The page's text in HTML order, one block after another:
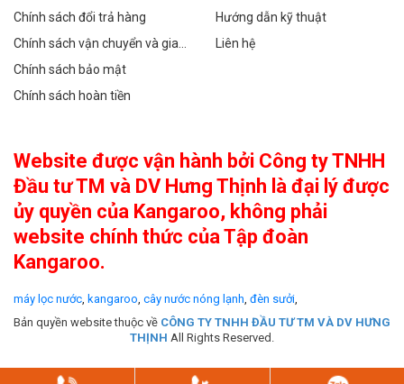
Chính sách đổi trả hàng
Chính sách vận chuyển và giao
hàng
Chính sách bảo mật
Chính sách hoàn tiền
Hướng dẫn kỹ thuật
Liên hệ
Website được vận hành bởi Công ty TNHH
Đầu tư TM và DV Hưng Thịnh là đại lý được
ủy quyền của Kangaroo, không phải
website chính thức của Tập đoàn
Kangaroo.
máy lọc nước, kangaroo, cây nước nóng lạnh, đèn sưởi,
Bản quyền website thuộc về CÔNG TY TNHH ĐẦU TƯ TM VÀ DV HƯNG
THỊNH All Rights Reserved.